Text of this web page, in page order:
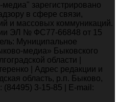
зарегистрировано
в сфере связи,
и массовых коммуникаций.
ЭЛ № ФС77-66848 от 15
Муниципальное
медиа» Быковского
области |
| Адрес редакции и
область, р.п. Быково,
(84495) 3-15-85 | E-mail: